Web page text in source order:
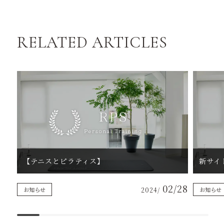
RELATED ARTICLES
お知らせ 2024/ 02/28
【テニスとピラティス】
お知らせ
新サイ